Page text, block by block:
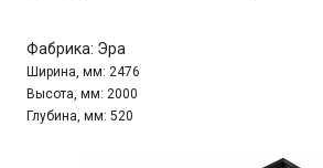
Фабрика: Эра
Ширина, мм: 2476
Высота, мм: 2000
Глубина, мм: 520